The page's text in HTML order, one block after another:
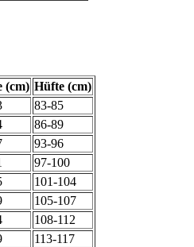
(cm) Hüfte (cm)
83-85
86-89
93-96
97-100
101-104
105-107
108-112
113-117